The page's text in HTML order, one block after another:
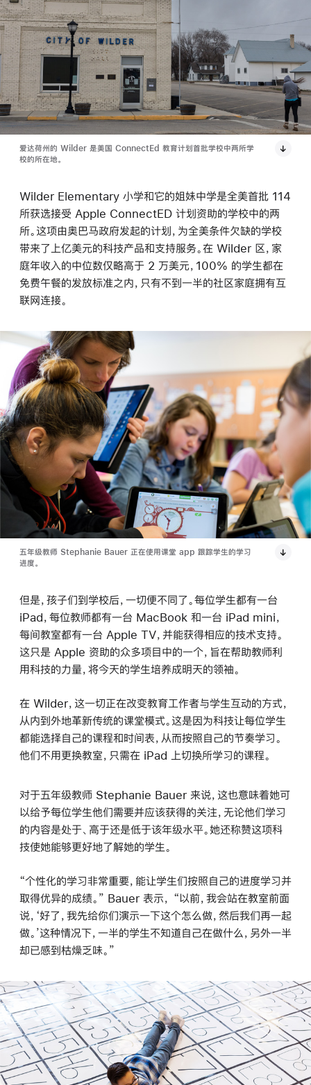
爱达荷州的 Wilder 是美国 ConnectEd 教育计划首批学校中两所学
校的所在地。
Wilder Elementary 小学和它的姐妹中学是全美首批 114
所获选接受 Apple ConnectED 计划资助的学校中的两
所。这项由奥巴马政府发起的计划，为全美条件欠缺的学校
带来了上亿美元的科技产品和支持服务。在 Wilder 区，家
庭年收入的中位数仅略高于 2 万美元，100% 的学生都在
免费午餐的发放标准之内，只有不到一半的社区家庭拥有互
联网连接。
五年级教师 Stephanie Bauer 正在使用课堂 app 跟踪学生的学习
进度。
但是，孩子们到学校后，一切便不同了。每位学生都有一台
iPad，每位教师都有一台 MacBook 和一台 iPad mini，
每间教室都有一台 Apple TV，并能获得相应的技术支持。
这只是 Apple 资助的众多项目中的一个，旨在帮助教师利
用科技的力量，将今天的学生培养成明天的领袖。
在 Wilder，这一切正在改变教育工作者与学生互动的方式，
从内到外地革新传统的课堂模式。这是因为科技让每位学生
都能选择自己的课程和时间表，从而按照自己的节奏学习。
他们不用更换教室，只需在 iPad 上切换所学习的课程。
对于五年级教师 Stephanie Bauer 来说，这也意味着她可
以给予每位学生他们需要并应该获得的关注，无论他们学习
的内容是处于、高于还是低于该年级水平。她还称赞这项科
技使她能够更好地了解她的学生。
“个性化的学习非常重要，能让学生们按照自己的进度学习并
取得优异的成绩。” Bauer 表示， “以前，我会站在教室前面
说，‘好了，我先给你们演示一下这个怎么做，然后我们再一起
做。’这种情况下，一半的学生不知道自己在做什么，另外一半
却已感到枯燥乏味。”